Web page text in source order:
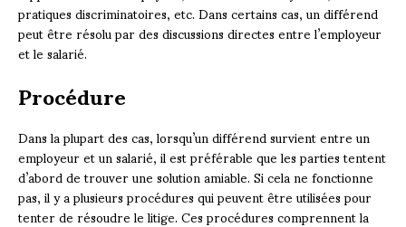
pratiques discriminatoires, etc. Dans certains cas, un différend
peut être résolu par des discussions directes entre l’employeur
et le salarié.
Procédure
Dans la plupart des cas, lorsqu’un différend survient entre un
employeur et un salarié, il est préférable que les parties tentent
d’abord de trouver une solution amiable. Si cela ne fonctionne
pas, il y a plusieurs procédures qui peuvent être utilisées pour
tenter de résoudre le litige. Ces procédures comprennent la